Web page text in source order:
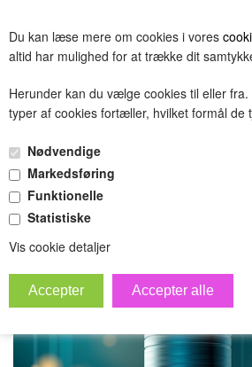
Du kan læse mere om cookies i vores
altid har mulighed for at trække dit
Herunder kan du vælge cookies til eller
typer af cookies fortæller, hvilket formål de
Nødvendige
Markedsføring
Funktionelle
Statistiske
Vis cookie detaljer
Alle b2b pris test
Forside»test gruppe